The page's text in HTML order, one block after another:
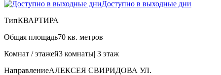
Доступно в выходные дни
ТипКВАРТИРА
Общая площадь70 кв. метров
Комнат / этажей3 комнаты| 3 этаж
НаправлениеАЛЕКСЕЯ СВИРИДОВА УЛ.